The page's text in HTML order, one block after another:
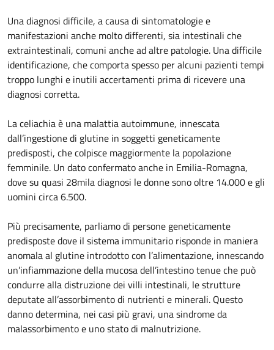
Una diagnosi difficile, a causa di sintomatologie e
manifestazioni anche molto differenti, sia intestinali che
extraintestinali, comuni anche ad altre patologie. Una difficile
identificazione, che comporta spesso per alcuni pazienti tempi
troppo lunghi e inutili accertamenti prima di ricevere una
diagnosi corretta.
La celiachia è una malattia autoimmune, innescata
dall’ingestione di glutine in soggetti geneticamente
predisposti, che colpisce maggiormente la popolazione
femminile. Un dato confermato anche in Emilia-Romagna,
dove su quasi 28mila diagnosi le donne sono oltre 14.000 e gli
uomini circa 6.500.
Più precisamente, parliamo di persone geneticamente
predisposte dove il sistema immunitario risponde in maniera
anomala al glutine introdotto con l’alimentazione, innescando
un’infiammazione della mucosa dell’intestino tenue che può
condurre alla distruzione dei villi intestinali, le strutture
deputate all’assorbimento di nutrienti e minerali. Questo
danno determina, nei casi più gravi, una sindrome da
malassorbimento e uno stato di malnutrizione.